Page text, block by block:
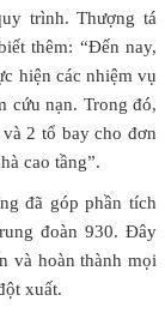
trình. Thượng tá
thêm: “Đến nay,
hiện các nhiệm vụ
cứu nạn. Trong đó,
2 tổ bay cho đơn
cao tầng”.
đã góp phần tích
đoàn 930. Đây
và hoàn thành mọi
xuất.